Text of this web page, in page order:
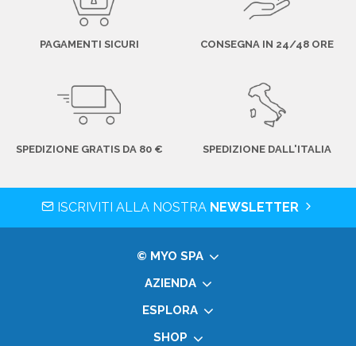
PAGAMENTI SICURI CONSEGNA IN 24/48 ORE
SPEDIZIONE GRATIS DA 80 € SPEDIZIONE DALL'ITALIA
ISCRIVITI ALLA NOSTRA NEWSLETTER
© MYO SPA
AZIENDA
ESPLORA
SHOP